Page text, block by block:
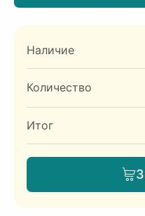
Наличие
Количество
Итог